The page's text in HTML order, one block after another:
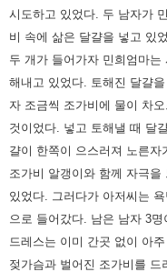
시도하고 있었다. 두 남자가
비 속에 삶은 달걀을 넣고 있었
두 개가 들어가자 민희엄마
해내고 있었다. 토해진 달걀
자 조금씩 조가비에 물이 차
것이었다. 넣고 토해낼 때 달
걀이 한쪽이 으스러져 노른자
조가비 알갱이와 함께 자극을
있었다.
그러다가 아저씨는
으로 들어갔다. 남은 남자 3
드레스는 이미 간곳 없이 아주
젖가슴과 벌어진 조가비를 드